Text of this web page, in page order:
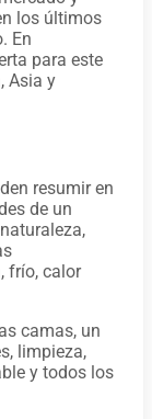
los últimos
En
para este
Asia y
resumir en
de un
frío, calor
camas, un
limpieza,
y todos los